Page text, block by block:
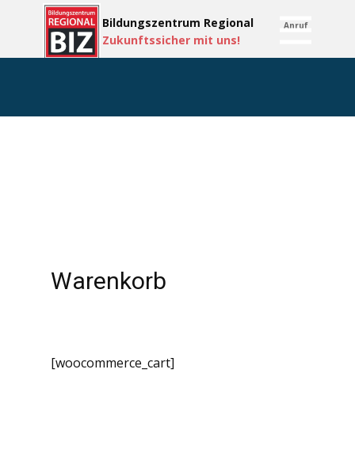
Bildungsze​ntru​m Regional
Zukun​ft​ssicher mit uns!
Anruf
Warenkorb
[woocommerce_cart]